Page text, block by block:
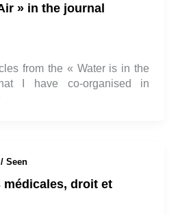
» in the journal
from the « Water is in the
I have co-organised in
Seen
droit et